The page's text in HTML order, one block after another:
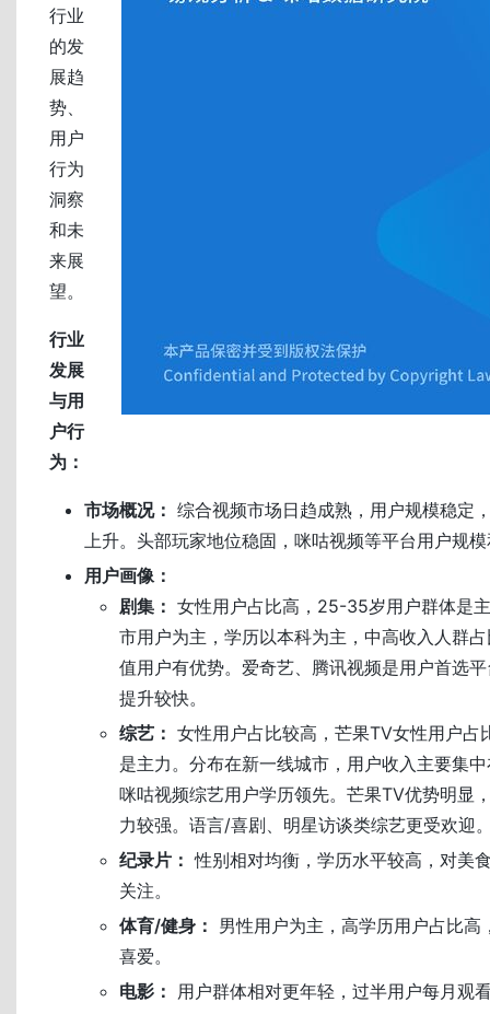
行业
的发
展趋
势、
用户
行为
洞察
和未
来展
望。
行业
发展
与用
户行
为：
市场概况： 综合视频市场日趋成熟，用户规模稳定
上升。头部玩家地位稳固，咪咕视频等平台用户规
用户画像：
剧集： 女性用户占比高，25-35岁用户群体是
市用户为主，学历以本科为主，中高收入人群
值用户有优势。爱奇艺、腾讯视频是用户首选
提升较快。
综艺： 女性用户占比较高，芒果TV女性用户占
是主力。分布在新一线城市，用户收入主要集
咪咕视频综艺用户学历领先。芒果TV优势明显
力较强。语言/喜剧、明星访谈类综艺更受欢迎
纪录片： 性别相对均衡，学历水平较高，对美
关注。
体育/健身： 男性用户为主，高学历用户占比高
喜爱。
电影： 用户群体相对更年轻，过半用户每月观